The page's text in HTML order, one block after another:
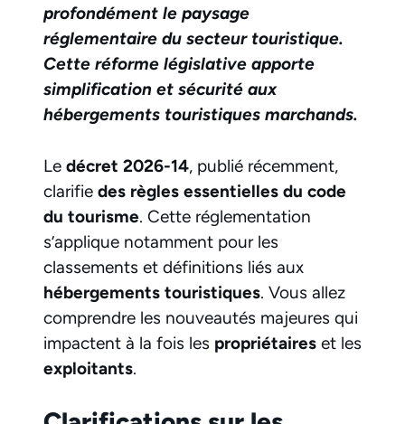
profondément le paysage
réglementaire du secteur touristique.
Cette réforme législative apporte
simplification et sécurité aux
hébergements touristiques marchands.
Le décret 2026-14, publié récemment,
clarifie des règles essentielles du code
du tourisme. Cette réglementation
s’applique notamment pour les
classements et définitions liés aux
hébergements touristiques. Vous allez
comprendre les nouveautés majeures qui
impactent à la fois les propriétaires et les
exploitants.